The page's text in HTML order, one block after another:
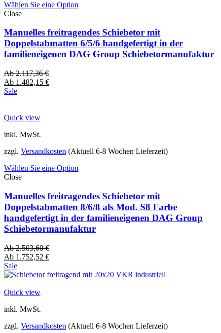
Wählen Sie eine Option
Close
Manuelles freitragendes Schiebetor mit
Doppelstabmatten 6/5/6 handgefertigt in der
familieneigenen DAG Group Schiebetormanufaktur
Ab2.117,36€
Ab 1.482,15 €
Sale
Quick view
inkl. MwSt.
zzgl. Versandkosten (Aktuell 6-8 Wochen Lieferzeit)
Wählen Sie eine Option
Close
Manuelles freitragendes Schiebetor mit
Doppelstabmatten 8/6/8 als Mod. S8 Farbe
handgefertigt in der familieneigenen DAG Group
Schiebetormanufaktur
Ab2.503,60€
Ab 1.752,52 €
Sale
Quick view
inkl. MwSt.
zzgl. Versandkosten (Aktuell 6-8 Wochen Lieferzeit)